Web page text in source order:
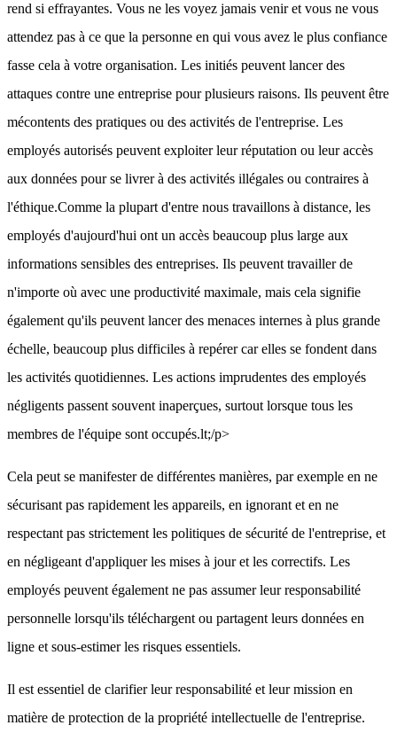
rend si effrayantes. Vous ne les voyez jamais venir et vous ne vous
attendez pas à ce que la personne en qui vous avez le plus confiance
fasse cela à votre organisation. Les initiés peuvent lancer des
attaques contre une entreprise pour plusieurs raisons. Ils peuvent être
mécontents des pratiques ou des activités de l'entreprise. Les
employés autorisés peuvent exploiter leur réputation ou leur accès
aux données pour se livrer à des activités illégales ou contraires à
l'éthique.Comme la plupart d'entre nous travaillons à distance, les
employés d'aujourd'hui ont un accès beaucoup plus large aux
informations sensibles des entreprises. Ils peuvent travailler de
n'importe où avec une productivité maximale, mais cela signifie
également qu'ils peuvent lancer des menaces internes à plus grande
échelle, beaucoup plus difficiles à repérer car elles se fondent dans
les activités quotidiennes. Les actions imprudentes des employés
négligents passent souvent inaperçues, surtout lorsque tous les
membres de l'équipe sont occupés.lt;/p>
Cela peut se manifester de différentes manières, par exemple en ne
sécurisant pas rapidement les appareils, en ignorant et en ne
respectant pas strictement les politiques de sécurité de l'entreprise, et
en négligeant d'appliquer les mises à jour et les correctifs. Les
employés peuvent également ne pas assumer leur responsabilité
personnelle lorsqu'ils téléchargent ou partagent leurs données en
ligne et sous-estimer les risques essentiels.
Il est essentiel de clarifier leur responsabilité et leur mission en
matière de protection de la propriété intellectuelle de l'entreprise.